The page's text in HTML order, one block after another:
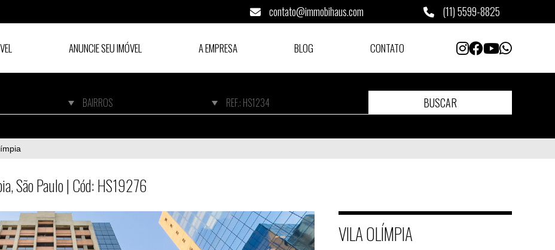
contato@immobihaus.com (11) 5599-8825
ANUNCIE SEU IMÓVEL A EMPRESA BLOG CONTATO
São Paulo | Cód: HS19276
BUSCAR
São Paulo | Cód: HS19276
VILA OLÍMPIA